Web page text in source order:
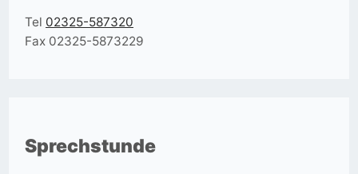
Tel 02325-587320
Fax 02325-5873229
Sprechstunde